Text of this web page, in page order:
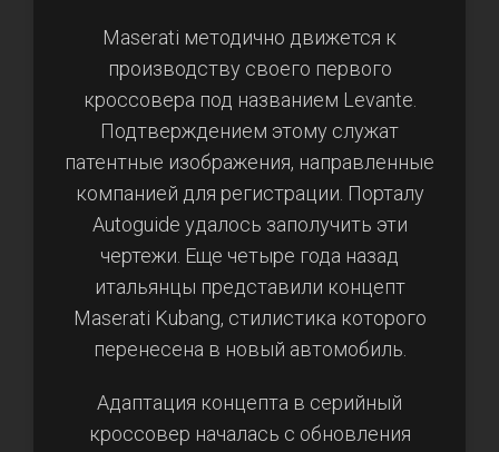
Maserati методично движется к
производству своего первого
кроссовера под названием Levante.
Подтверждением этому служат
патентные изображения, направленные
компанией для регистрации. Порталу
Autoguide удалось заполучить эти
чертежи. Еще четыре года назад
итальянцы представили концепт
Maserati Kubang, стилистика которого
перенесена в новый автомобиль.
Адаптация концепта в серийный
кроссовер началась с обновления